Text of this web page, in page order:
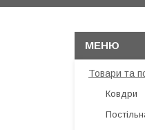
Товари та
Ковдри